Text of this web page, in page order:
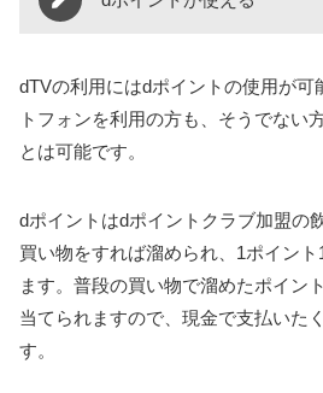
dTVの利用にはdポイントの使用が可
トフォンを利用の方も、そうでない
とは可能です。
dポイントはdポイントクラブ加盟の
買い物をすれば溜められ、1ポイン
ます。普段の買い物で溜めたポイン
当てられますので、現金で支払いた
す。